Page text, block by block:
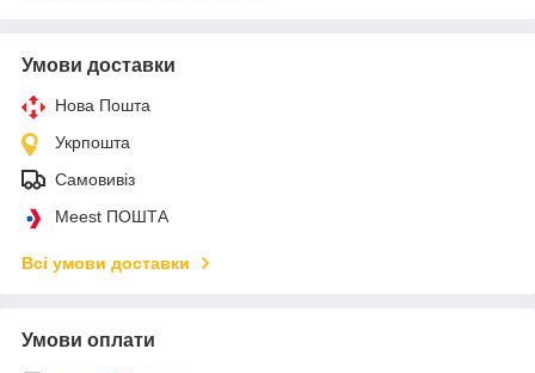
Умови доставки
Нова Пошта
Укрпошта
Самовивіз
Meest ПОШТА
Всі умови доставки
Умови оплати